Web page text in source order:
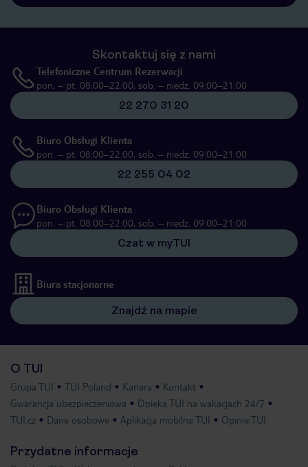
Skontaktuj się z nami
Telefoniczne Centrum Rezerwacji
pon. – pt. 08:00–22:00, sob. – niedz. 09:00–21:00
22 270 31 20
Biuro Obsługi Klienta
pon. – pt. 08:00–22:00, sob. – niedz. 09:00–21:00
22 255 04 02
Biuro Obsługi Klienta
pon. – pt. 08:00–22:00, sob. – niedz. 09:00–21:00
Czat w myTUI
Biura stacjonarne
Znajdź na mapie
O TUI
Grupa TUI TUI Poland Kariera
Kontakt
Gwarancja ubezpieczeniowa
Opieka TUI na wakacjach 24/7
TUI.cz
Dane osobowe Aplikacja mobilna TUI Opinie TUI
Przydatne informacje